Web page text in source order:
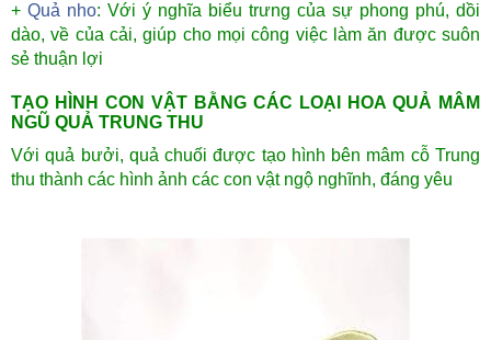
+ Quả nho: Với ý nghĩa biểu trưng của sự phong phú, dồi
dào, về của cải, giúp cho mọi công việc làm ăn được suôn
sẻ thuận lợi
TẠO HÌNH CON VẬT BẰNG CÁC LOẠI HOA QUẢ MÂM
NGŨ QUẢ TRUNG THU
Với quả bưởi, quả chuối được tạo hình bên mâm cỗ Trung
thu thành các hình ảnh các con vật ngộ nghĩnh, đáng yêu